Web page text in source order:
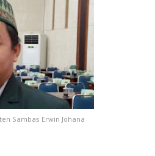
Sambas Erwin Johana